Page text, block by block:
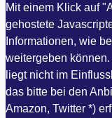
Mit einem Klick auf
gehostete
Informationen, wie
weitergeben
liegt nicht im
das bitte bei den
Amazon, Twitter *)